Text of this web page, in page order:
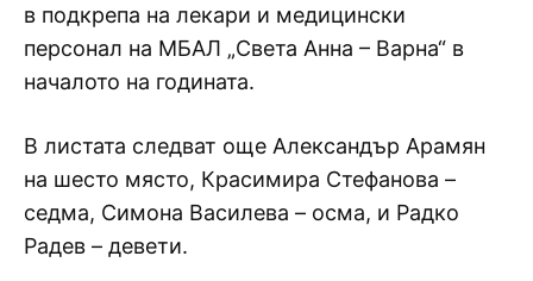
в подкрепа на лекари и медицински
персонал на МБАЛ „Света Анна – Варна“ в
началото на годината.
В листата следват още Александър Арамян
на шесто място, Красимира Стефанова –
седма, Симона Василева – осма, и Радко
Радев – девети.